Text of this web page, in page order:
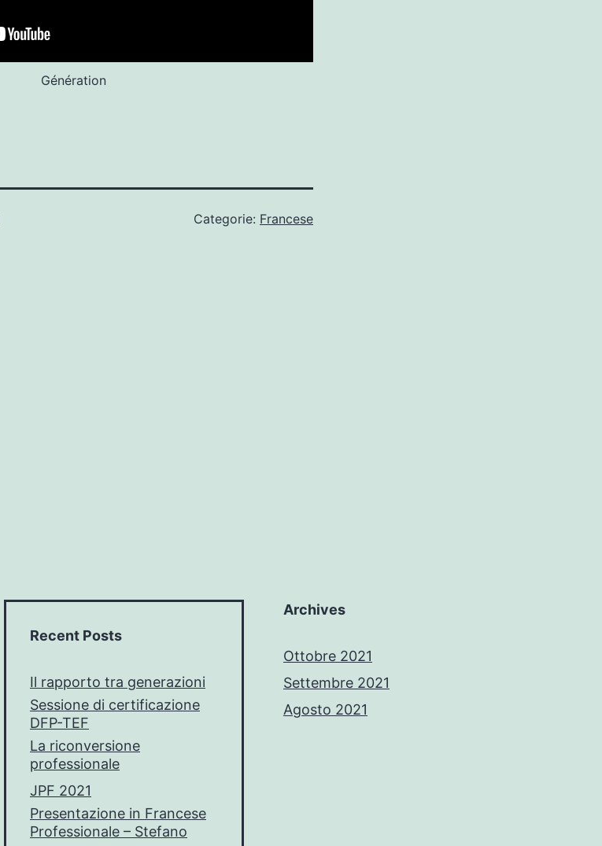
Génération
Categorie: Francese
Recent Posts
Il rapporto tra generazioni
Sessione di certificazione
DFP-TEF
La riconversione
professionale
JPF 2021
Presentazione in Francese
Professionale – Stefano
Archives
Ottobre 2021
Settembre 2021
Agosto 2021